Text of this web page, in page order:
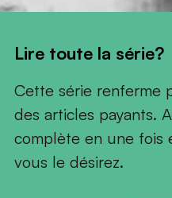
Lire toute la série?
Cette série renferme
des articles payants.
complète en une fois
vous le désirez.